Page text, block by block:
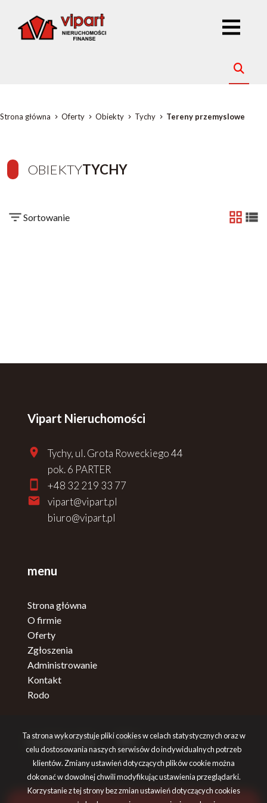
Strona główna Oferty Obiekty Tychy Tereny przemyslowe
OBIEKTYTYCHY
Sortowanie
tabela
Vipart Nieruchomości
Tychy, ul. Grota Roweckiego 44
pok. 6 PARTER
+48 32 219 33 77
vipart@vipart.pl
biuro@vipart.pl
menu
Strona główna
O firmie
Oferty
Zgłoszenia
Administrowanie
Kontakt
Rodo
social media Facebook
Facebook
Ta strona wykorzystuje pliki cookies w celach statystycznych oraz w
celu dostosowania naszych serwisów do indywidualnych potrzeb
klientów. Zmiany ustawień dotyczących plików cookie można
dokonać w dowolnej chwili modyfikując ustawienia przeglądarki.
Korzystanie z tej strony bez zmian ustawień dotyczących cookies